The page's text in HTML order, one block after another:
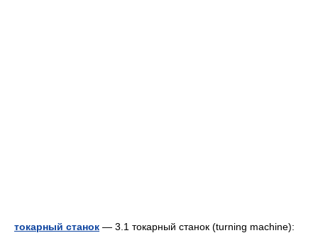
токарный станок — 3.1 токарный станок (turning machine):